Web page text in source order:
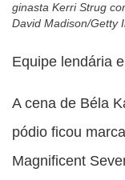
ginasta Kerri Strug
David Madison/Getty
Equipe lendária
A cena de Béla
pódio ficou
Magnificent